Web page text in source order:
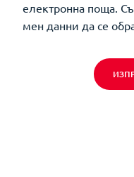
електронна поща.
мен данни да се